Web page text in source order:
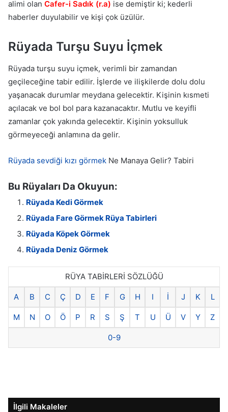
alimi olan Cafer-i Sadık (r.a) ise demiştir ki; kederli
haberler duyulabilir ve kişi çok üzülür.
Rüyada Turşu Suyu İçmek
Rüyada turşu suyu içmek, verimli bir zamandan
geçileceğine tabir edilir. İşlerde ve ilişkilerde dolu dolu
yaşanacak durumlar meydana gelecektir. Kişinin kısmeti
açılacak ve bol bol para kazanacaktır. Mutlu ve keyifli
zamanlar çok yakında gelecektir. Kişinin yoksulluk
görmeyeceği anlamına da gelir.
Rüyada sevdiği kızı görmek Ne Manaya Gelir? Tabiri
Bu Rüyaları Da Okuyun:
Rüyada Kedi Görmek
Rüyada Fare Görmek Rüya Tabirleri
Rüyada Köpek Görmek
Rüyada Deniz Görmek
RÜYA TABİRLERİ SÖZLÜĞÜ
A B C Ç D E F G H I İ J K L
M N O Ö P R S Ş T U Ü V Y Z
0-9
İlgili Makaleler